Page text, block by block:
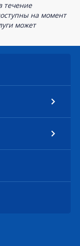
течение
на момент
может